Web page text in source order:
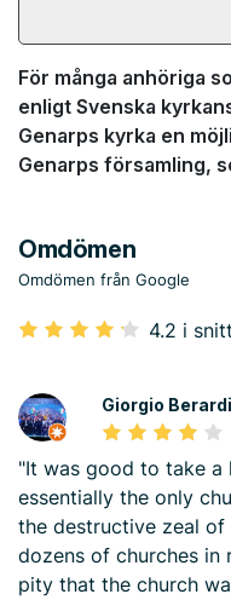
För många anhöriga
enligt Svenska
Genarps kyrka en
Genarps församling,
Omdömen
Omdömen från Google
4.2 i
Giorgio Berardi,
"It was good to take a
essentially the only
the destructive zeal of
dozens of churches in
pity that the church